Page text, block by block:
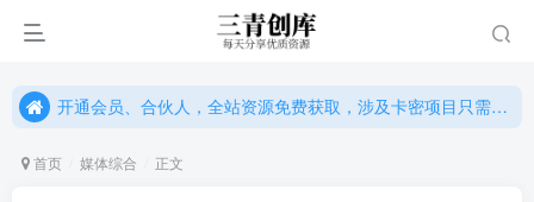
开通会员、合伙人，全站资源免费获取，涉及卡密项目只需单独购卡密（位置：网站右下悬浮按钮）
开通会员、合伙人，全站资源免费获取，涉及卡密项目只需单独购卡密（位置：网站右下悬浮按钮）
首页 媒体综合 正文